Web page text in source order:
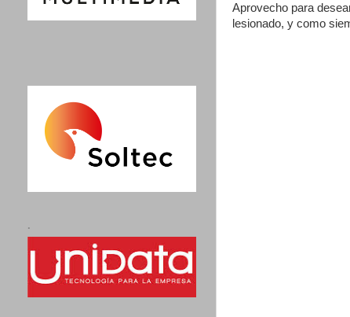
Aprovecho para
lesionado, y como
.